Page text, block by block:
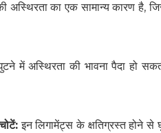
अस्थिरता का एक सामान्य कारण है,
में अस्थिरता की भावना पैदा हो
इन लिगामेंट्स के क्षतिग्रस्त होने से